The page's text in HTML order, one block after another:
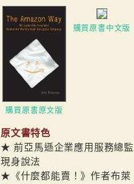
購買原書原文版
購買原書中文版
原文書特色
★ 前亞馬遜企業應用服務總監
現身說法
★《什麼都能賣！》作者布萊